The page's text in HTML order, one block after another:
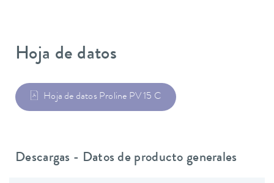
Hoja de datos
Hoja de datos Proline PV 15 C
Descargas - Datos de producto generales